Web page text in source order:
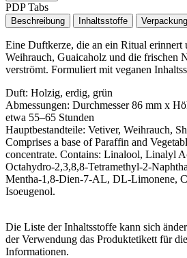
PDP Tabs
Beschreibung Inhaltsstoffe
Eine Duftkerze, die an ein Ritual erinnert
Weihrauch, Guaicaholz und die frischen
verströmt. Formuliert mit veganen
Duft: Holzig, erdig, grün
Abmessungen: Durchmesser 86 mm x
etwa 55–65 Stunden
Hauptbestandteile: Vetiver, Weihrauch,
Comprises a base of Paraffin and
concentrate. Contains: Linalool, Linalyl
Octahydro-2,3,8,8-Tetramethyl-2-
Mentha-1,8-Dien-7-AL, DL-Limonene,
Isoeugenol.
Die Liste der Inhaltsstoffe kann sich
der Verwendung das Produktetikett für
Informationen.